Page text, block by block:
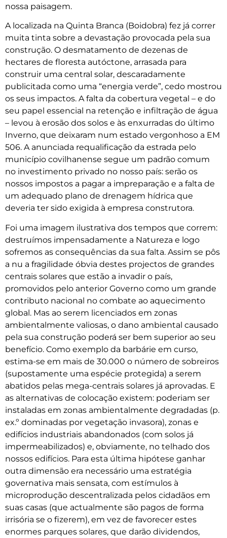
nossa paisagem.
A localizada na Quinta Branca (Boidobra) fez já correr
muita tinta sobre a devastação provocada pela sua
construção. O desmatamento de dezenas de
hectares de floresta autóctone, arrasada para
construir uma central solar, descaradamente
publicitada como uma “energia verde”, cedo mostrou
os seus impactos. A falta da cobertura vegetal – e do
seu papel essencial na retenção e infiltração de água
– levou à erosão dos solos e às enxurradas do último
Inverno, que deixaram num estado vergonhoso a EM
506. A anunciada requalificação da estrada pelo
município covilhanense segue um padrão comum
no investimento privado no nosso país: serão os
nossos impostos a pagar a impreparação e a falta de
um adequado plano de drenagem hídrica que
deveria ter sido exigida à empresa construtora.
Foi uma imagem ilustrativa dos tempos que correm:
destruímos impensadamente a Natureza e logo
sofremos as consequências da sua falta. Assim se pôs
a nu a fragilidade óbvia destes projectos de grandes
centrais solares que estão a invadir o país,
promovidos pelo anterior Governo como um grande
contributo nacional no combate ao aquecimento
global. Mas ao serem licenciados em zonas
ambientalmente valiosas, o dano ambiental causado
pela sua construção poderá ser bem superior ao seu
benefício. Como exemplo da barbárie em curso,
estima-se em mais de 30.000 o número de sobreiros
(supostamente uma espécie protegida) a serem
abatidos pelas mega-centrais solares já aprovadas. E
as alternativas de colocação existem: poderiam ser
instaladas em zonas ambientalmente degradadas (p.
ex.º dominadas por vegetação invasora), zonas e
edifícios industriais abandonados (com solos já
impermeabilizados) e, obviamente, no telhado dos
nossos edifícios. Para esta última hipótese ganhar
outra dimensão era necessário uma estratégia
governativa mais sensata, com estímulos à
microprodução descentralizada pelos cidadãos em
suas casas (que actualmente são pagos de forma
irrisória se o fizerem), em vez de favorecer estes
enormes parques solares, que darão dividendos,